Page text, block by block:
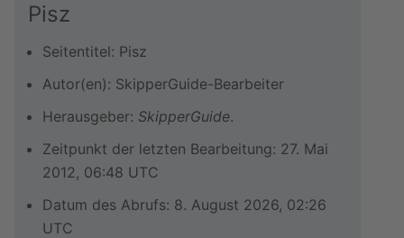
Pisz
Seitentitel: Pisz
Autor(en): SkipperGuide-Bearbeiter
Herausgeber: SkipperGuide.
Zeitpunkt der letzten Bearbeitung: 27. Mai
2012, 06:48 UTC
Datum des Abrufs: 8. August 2026, 02:26
UTC